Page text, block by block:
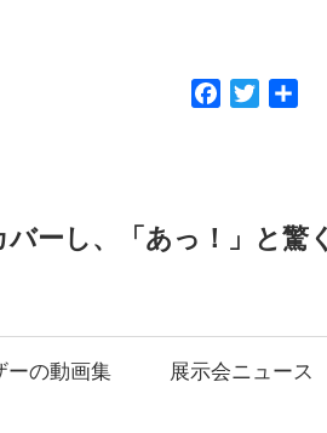
Facebook
Twitter
ーし、「あっ！」と
ーの動画集 展示会ニュース